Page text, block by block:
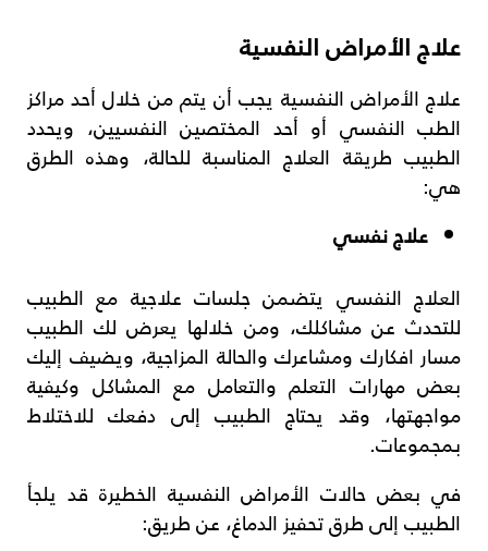
علاج الأمراض النفسية
علاج الأمراض النفسية يجب أن يتم من خلال أحد مراكز
الطب النفسي أو أحد المختصين النفسيين، ويحدد
الطبيب طريقة العلاج المناسبة للحالة، وهذه الطرق
هي:
علاج نفسي
العلاج النفسي يتضمن جلسات علاجية مع الطبيب
للتحدث عن مشاكلك، ومن خلالها يعرض لك الطبيب
مسار افكارك ومشاعرك والحالة المزاجية، ويضيف إليك
بعض مهارات التعلم والتعامل مع المشاكل وكيفية
مواجهتها، وقد يحتاج الطبيب إلى دفعك للاختلاط
بمجموعات.
في بعض حالات الأمراض النفسية الخطيرة قد يلجأ
الطبيب إلى طرق تحفيز الدماغ، عن طريق: